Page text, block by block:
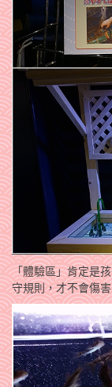
「體驗區」肯定是
守規則，才不會傷